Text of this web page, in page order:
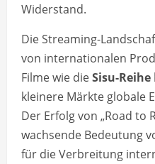
Widerstand.
Die Streaming-
von internationalen
Filme wie dieSisu-Reihe
kleinere Märkte globale
Der Erfolg von „Road to
wachsende Bedeutung
für die Verbreitung